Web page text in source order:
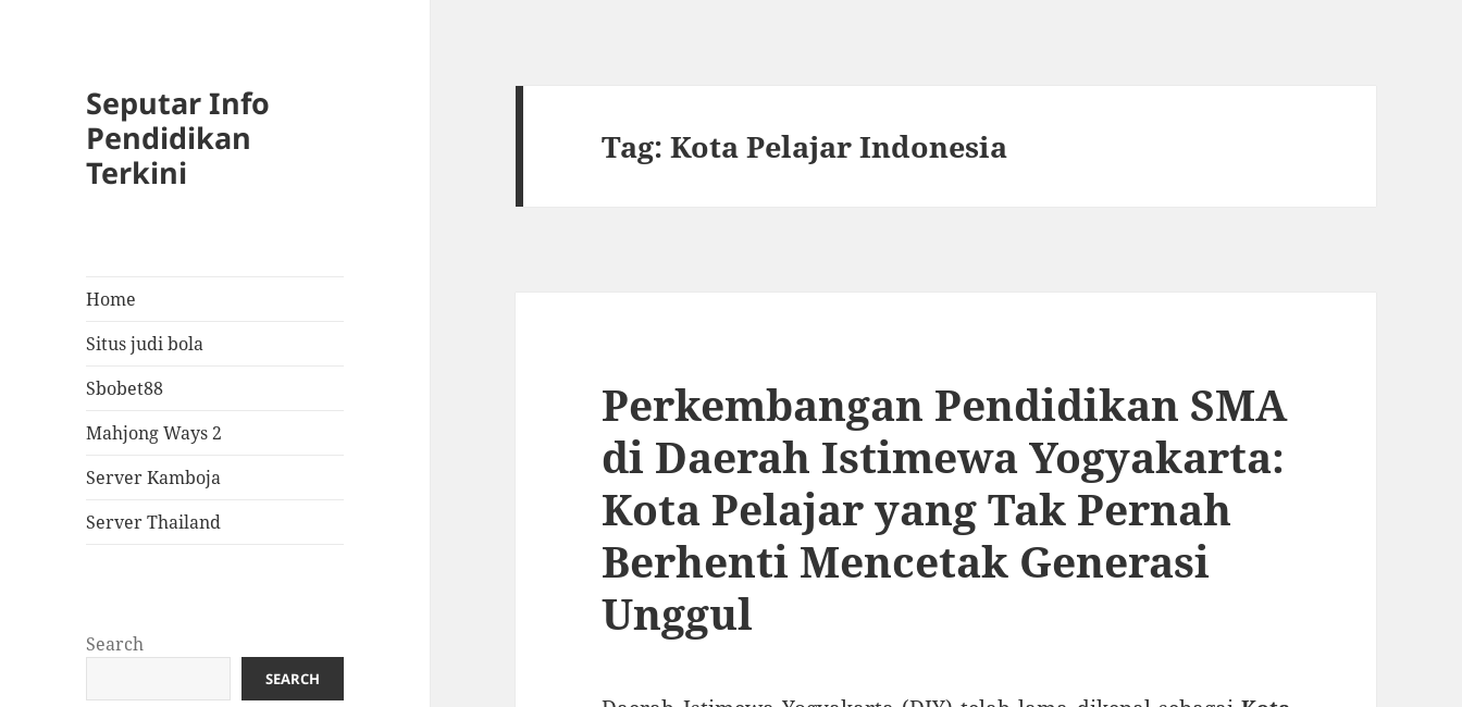
Seputar Info
Pendidikan
Terkini
Home
Situs judi bola
Sbobet88
Mahjong Ways 2
Server Kamboja
Server Thailand
Search
SEARCH
Tag:Kota Pelajar Indonesia
Perkembangan Pendidikan SMA
di Daerah Istimewa Yogyakarta:
Kota Pelajar yang Tak Pernah
Berhenti Mencetak Generasi
Unggul